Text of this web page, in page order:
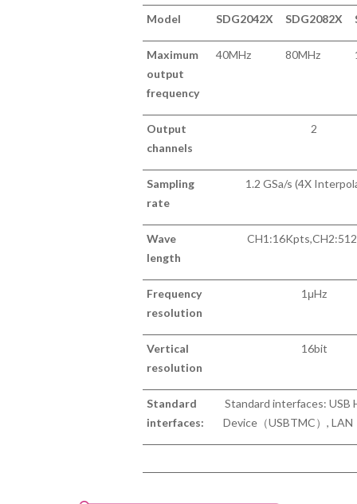
Model SDG2042X SDG2082X
Maximum
output
frequency
40MHz 80MHz
Output
channels
2
Sampling
rate
1.2 GSa/s (4X
Wave
length
CH1:16Kpt
Frequency
resolution
1μHz
Vertical
resolution
16bit
Standard
interfaces:
Standard interfaces: USB
Device（USBTMC）, LAN